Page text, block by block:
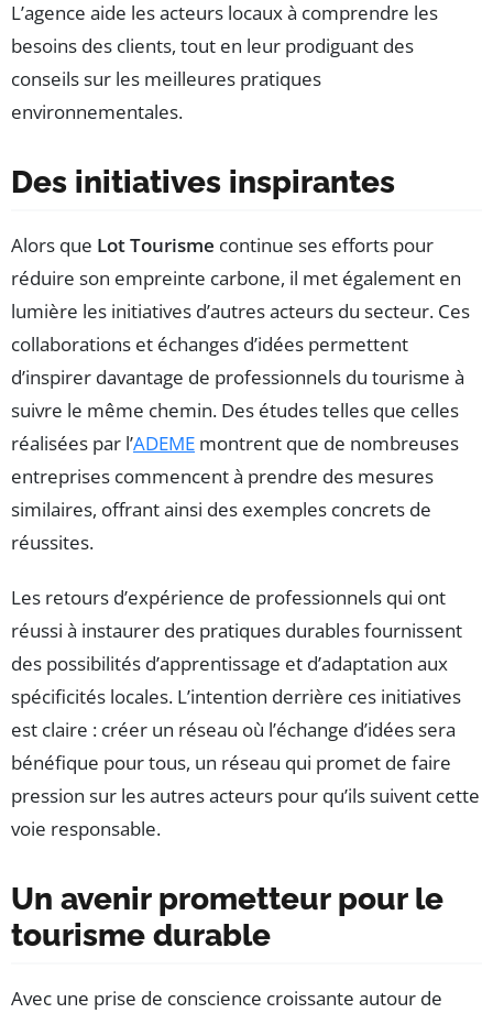
L’agence aide les acteurs locaux à comprendre les
besoins des clients, tout en leur prodiguant des
conseils sur les meilleures pratiques
environnementales.
Des initiatives inspirantes
Alors que Lot Tourisme continue ses efforts pour
réduire son empreinte carbone, il met également en
lumière les initiatives d’autres acteurs du secteur. Ces
collaborations et échanges d’idées permettent
d’inspirer davantage de professionnels du tourisme à
suivre le même chemin. Des études telles que celles
réalisées par l’ADEME montrent que de nombreuses
entreprises commencent à prendre des mesures
similaires, offrant ainsi des exemples concrets de
réussites.
Les retours d’expérience de professionnels qui ont
réussi à instaurer des pratiques durables fournissent
des possibilités d’apprentissage et d’adaptation aux
spécificités locales. L’intention derrière ces initiatives
est claire : créer un réseau où l’échange d’idées sera
bénéfique pour tous, un réseau qui promet de faire
pression sur les autres acteurs pour qu’ils suivent cette
voie responsable.
Un avenir prometteur pour le
tourisme durable
Avec une prise de conscience croissante autour de